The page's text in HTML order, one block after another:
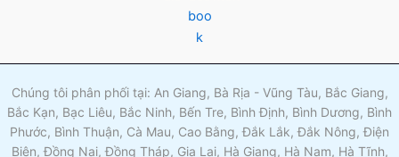
Chúng tôi phân phối tại: An Giang, Bà Rịa - Vũng Tàu, Bắc Giang,
Bắc Kạn, Bạc Liêu, Bắc Ninh, Bến Tre, Bình Định, Bình Dương, Bình
Phước, Bình Thuận, Cà Mau, Cao Bằng, Đắk Lắk, Đắk Nông, Điện
Biên, Đồng Nai, Đồng Tháp, Gia Lai, Hà Giang, Hà Nam, Hà Tĩnh,